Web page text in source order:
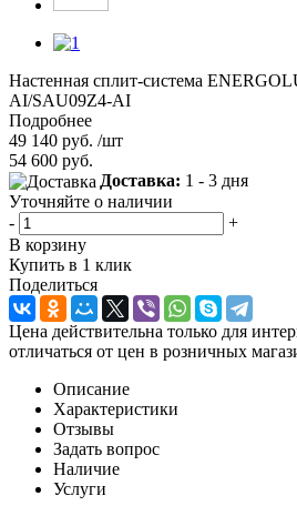
Настенная сплит-система
AI/SAU09Z4-AI
Подробнее
49 140 руб. /шт
54 600 руб.
Доставка: 1 - 3 дня
Уточняйте о наличии
-
+
В корзину
Купить в 1 клик
Поделиться
Цена действительна только для
отличаться от цен в розничных
Описание
Характеристики
Отзывы
Задать вопрос
Наличие
Услуги